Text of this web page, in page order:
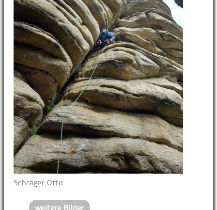
Schräger Otto
weitere Bilder